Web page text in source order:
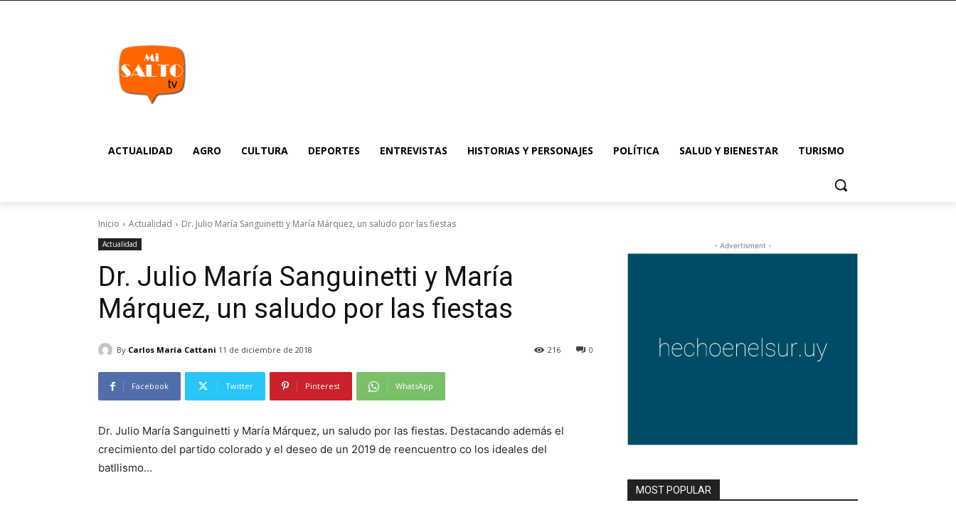
ACTUALIDAD AGRO CULTURA DEPORTES ENTREVISTAS HISTORIAS Y PERSONAJES POLÍTICA SALUD Y BIENESTAR TURISMO
Inicio Actualidad Dr. Julio María Sanguinetti y María Márquez, un saludo por las fiestas
Actualidad
Dr. Julio María Sanguinetti y María
Márquez, un saludo por las fiestas
By Carlos María Cattani 11 de diciembre de 2018 0
216
Facebook Twitter Pinterest WhatsApp
Dr. Julio María Sanguinetti y María Márquez, un saludo por las fiestas. Destacando además el
crecimiento del partido colorado y el deseo de un 2019 de reencuentro co los ideales del
batllismo…
- Advertisment -
MOST POPULAR